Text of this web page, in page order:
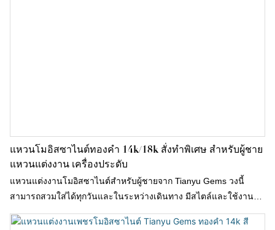
แหวนโมอิสซาไนต์ทองคำ 14k/18k สั่งทำพิเศษ สำหรับผู้ชาย
แหวนแต่งงาน เครื่องประดับ
แหวนแต่งงานโมอิสซาไนต์สำหรับผู้ชายจาก Tianyu Gems วงนี้
สามารถสวมใส่ได้ทุกวันและในระหว่างเดินทาง มีสไตล์และใช้งานได้
หลากหลาย เป็นที่ชื่นชอบของทุกคน